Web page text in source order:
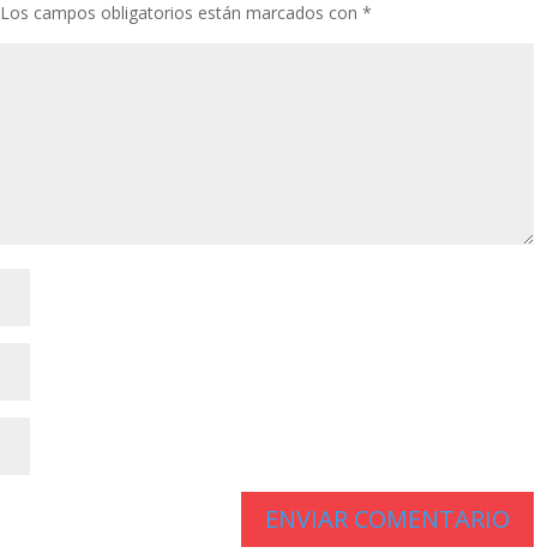
Los campos obligatorios están marcados con*